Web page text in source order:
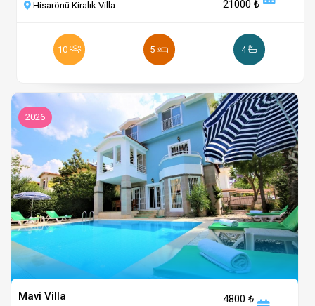
Hisarönü Kiralık Villa 21000 ₺
10 5 4
2026
Mavi Villa
4800 ₺